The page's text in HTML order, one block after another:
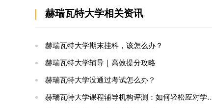
赫瑞瓦特大学相关资讯
赫瑞瓦特大学期末挂科，该怎么办？
赫瑞瓦特大学辅导｜高效提分攻略
赫瑞瓦特大学没通过考试怎么办？
赫瑞瓦特大学课程辅导机构评测：如何轻松应对学业挑战？